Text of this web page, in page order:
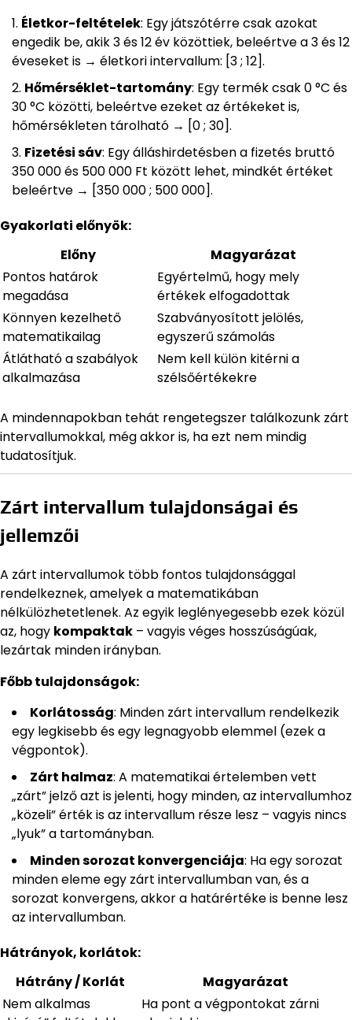
Életkor-feltételek: Egy játszótérre csak azokat
engedik be, akik 3 és 12 év közöttiek, beleértve a 3 és 12
éveseket is → életkori intervallum: [3 ; 12].
Hőmérséklet-tartomány: Egy termék csak 0 °C és
30 °C közötti, beleértve ezeket az értékeket is,
hőmérsékleten tárolható → [0 ; 30].
Fizetési sáv: Egy álláshirdetésben a fizetés bruttó
350 000 és 500 000 Ft között lehet, mindkét értéket
beleértve → [350 000 ; 500 000].
Gyakorlati előnyök:
Előny
Magyarázat
Pontos határok
megadása
Egyértelmű, hogy mely
értékek elfogadottak
Könnyen kezelhető
matematikailag
Szabványosított jelölés,
egyszerű számolás
Átlátható a szabályok
alkalmazása
Nem kell külön kitérni a
szélsőértékekre
A mindennapokban tehát rengetegszer találkozunk zárt
intervallumokkal, még akkor is, ha ezt nem mindig
tudatosítjuk.
Zárt intervallum tulajdonságai és
jellemzői
A zárt intervallumok több fontos tulajdonsággal
rendelkeznek, amelyek a matematikában
nélkülözhetetlenek. Az egyik leglényegesebb ezek közül
az, hogy kompaktak – vagyis véges hosszúságúak,
lezártak minden irányban.
Főbb tulajdonságok:
Korlátosság: Minden zárt intervallum rendelkezik
egy legkisebb és egy legnagyobb elemmel (ezek a
végpontok).
Zárt halmaz: A matematikai értelemben vett
„zárt” jelző azt is jelenti, hogy minden, az intervallumhoz
„közeli” érték is az intervallum része lesz – vagyis nincs
„lyuk” a tartományban.
Minden sorozat konvergenciája: Ha egy sorozat
minden eleme egy zárt intervallumban van, és a
sorozat konvergens, akkor a határértéke is benne lesz
az intervallumban.
Hátrányok, korlátok:
Hátrány / Korlát
Magyarázat
Nem alkalmas
Ha pont a végpontokat zárni